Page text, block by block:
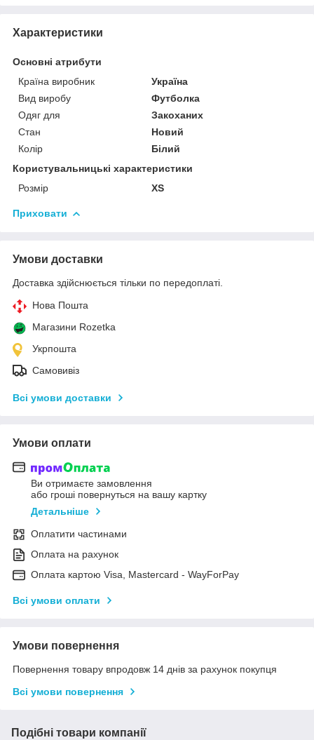
Характеристики
Основні атрибути
Країна виробник
Україна
Вид виробу
Футболка
Одяг для
Закоханих
Стан
Новий
Колір
Білий
Користувальницькі характеристики
Розмір
XS
Приховати
Умови доставки
Доставка здійснюється тільки по передоплаті.
Нова Пошта
Магазини Rozetka
Укрпошта
Самовивіз
Всі умови доставки
Умови оплати
Ви отримаєте замовлення
або гроші повернуться на вашу картку
Детальніше
Оплатити частинами
Оплата на рахунок
Оплата картою Visa, Mastercard - WayForPay
Всі умови оплати
Умови повернення
Повернення товару впродовж 14 днів за рахунок покупця
Всі умови повернення
Подібні товари компанії